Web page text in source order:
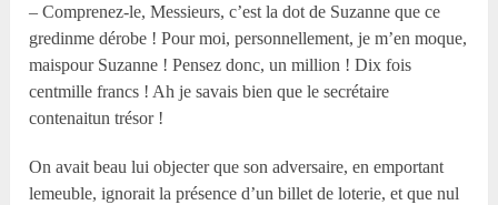
– Comprenez-le, Messieurs, c’est la dot de Suzanne que ce
gredinme dérobe ! Pour moi, personnellement, je m’en moque,
maispour Suzanne ! Pensez donc, un million ! Dix fois
centmille francs ! Ah je savais bien que le secrétaire
contenaitun trésor !
On avait beau lui objecter que son adversaire, en emportant
lemeuble, ignorait la présence d’un billet de loterie, et que nul